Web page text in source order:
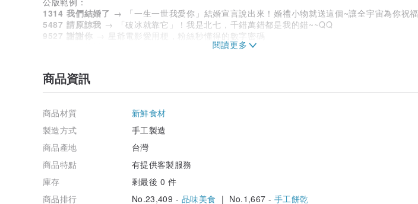
1314 我們結婚了 → 「一生一世我愛你」結婚宣言說出來！婚禮小物就送這個~讓全宇宙為你祝福
5487 請原諒我 → 「破冰就靠它」！我是北七，千錯萬錯都是我的錯~~QQ
9527 謝謝你 → 星爺電影愛用梗，粉絲秒懂得的數字密碼
→ 只有維尼~~壽星專屬的生日祝福
發揮你的創意~~選擇專屬你的數字密碼吧！
節日祝福
生日快樂 / 我們結婚了 / 恭喜 / 情人節快樂 / 中秋節快樂 / 聖誕快樂 / 新年快樂 / 交往 週年紀念 /
交往 日快樂 / 結婚 週年紀念 / 心想事成
道歉求原諒
對不起 / 請原諒我 / 我很抱歉 / 我投降 / 我錯了 / 跪求原諒 / 反省中
日常用語
商品資訊
商品材質
新鮮食材
製造方式
手工製造
商品產地
台灣
商品特點
有提供客製服務
庫存
剩最後 0 件
商品排行
No.23,409 - 品味美食 | No.1,667 -手工餅乾